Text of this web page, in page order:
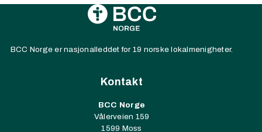
BCC Norge er nasjonalleddet for 19 norske lokalmenigheter.
Kontakt
BCC Norge
Vålerveien 159
1599 Moss